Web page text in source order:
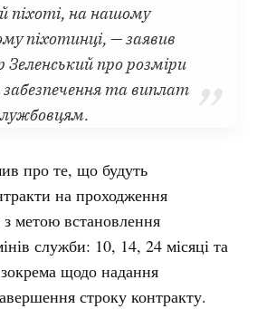
піхоті, на нашому
піхотинці, — заявив
про розміри
забезпечення та виплат
про те, що будуть
на проходження
з метою встановлення
служби: 10, 14, 24 місяці та
щодо надання
строку контракту.